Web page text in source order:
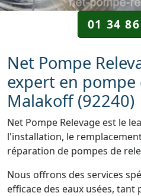
01 34
Net Pompe
expert en pompe
Malakoff (92240)
Net Pompe Relevage est le
l'installation, le
réparation de pompes de
Nous offrons des services
efficace des eaux usées,